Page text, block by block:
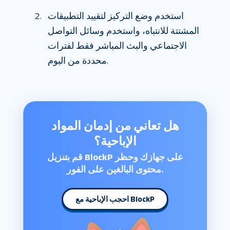
استخدم وضع التركيز لتقييد التطبيقات
المشتتة للانتباه، واستخدم وسائل التواصل
الاجتماعي والبث المباشر فقط لفترات
محددة من اليوم.
هل تعاني من إدمان المواد
الإباحية؟
قم بتنزيل BlockP على جهازك وحظر
محتوى البالغين على الفور.
احجب الإباحية مع BlockP